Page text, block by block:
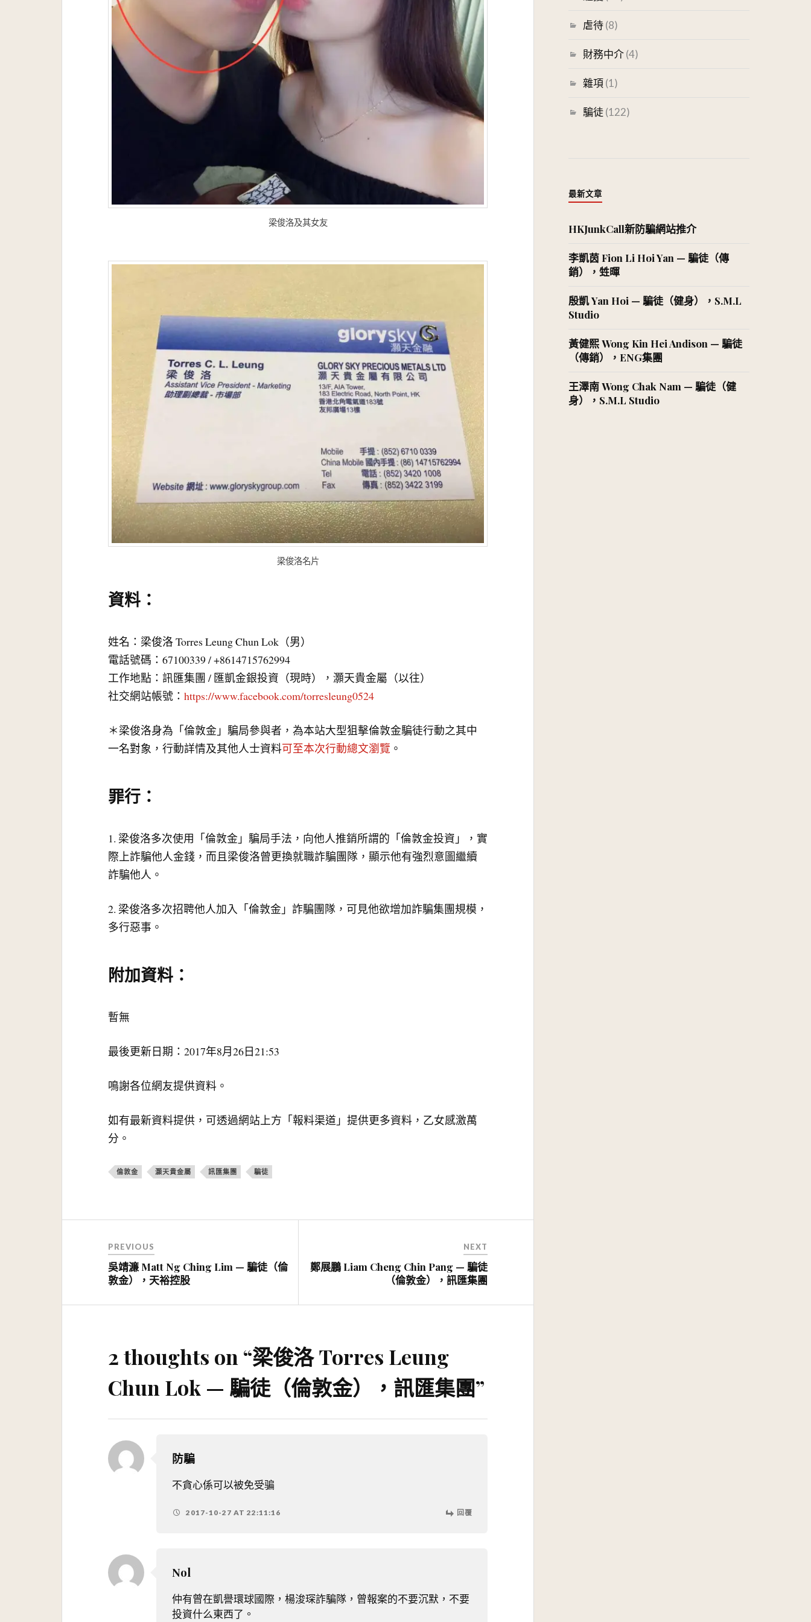
梁俊洛及其女友
梁俊洛名片
資料：
姓名：梁俊洛 Torres Leung Chun Lok（男）
電話號碼：67100339 / +8614715762994
工作地點：訊匯集團 / 匯凱金銀投資（現時），灝天貴金屬（以往）
社交網站帳號：https://www.facebook.com/torresleung0524
＊梁俊洛身為「倫敦金」騙局參與者，為本站大型狙擊倫敦金騙徒行動之其中
一名對象，行動詳情及其他人士資料可至本次行動總文瀏覽 。
罪行：
1. 梁俊洛多次使用「倫敦金」騙局手法，向他人推銷所謂的「倫敦金投資」，實
際上詐騙他人金錢，而且梁俊洛曾更換就職詐騙團隊，顯示他有強烈意圖繼續
詐騙他人。
2. 梁俊洛多次招聘他人加入「倫敦金」詐騙團隊，可見他欲增加詐騙集團規模，
多行惡事。
附加資料：
暫無
最後更新日期：2017年8月26日21:53
鳴謝各位網友提供資料。
如有最新資料提供，可透過網站上方「報料渠道」提供更多資料，乙女感激萬
分。
倫敦金 灝天貴金屬 訊匯集團 騙徒
覽
PREVIOUS
吳靖濂 Matt Ng Ching Lim — 騙徒（倫
敦金），天裕控股
NEXT
鄭展鵬 Liam Cheng Chin Pang — 騙徒
（倫敦金），訊匯集團
2 thoughts on “梁俊洛 Torres Leung
Chun Lok — 騙徒（倫敦金），訊匯集團”
防騙
不貪心係可以被免受骗
2017-10-27 AT 22:11:16 回覆
Nol
仲有曾在凱譽環球國際，楊浚琛詐騙隊，曾報案的不要沉默，不要
投資什么東西了。
虐待(8)
財務中介(4)
雜項(1)
騙徒(122)
最新文章
HKJunkCall新防騙網站推介
李凱茵 Fion Li Hoi Yan — 騙徒（傳
銷），甡暉
殷凱 Yan Hoi — 騙徒（健身），S.M.L
Studio
黃健熙 Wong Kin Hei Andison — 騙徒
（傳銷），ENG集團
王澤南 Wong Chak Nam — 騙徒（健
身），S.M.L Studio